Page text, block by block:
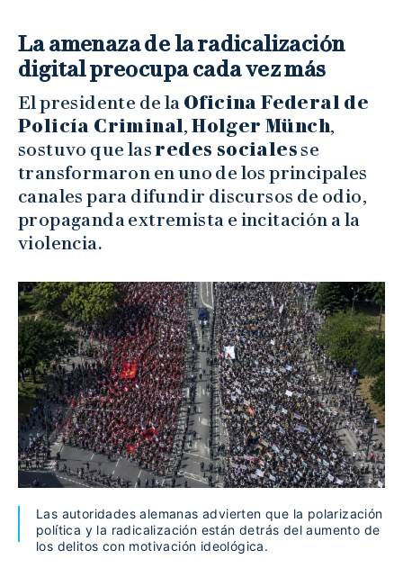
La amenaza de la radicalización
digital preocupa cada vez más
El presidente de la Oficina Federal de
Policía Criminal,Holger Münch,
sostuvo que lasredes socialesse
transformaron en uno de los principales
canales para difundir discursos de odio,
propaganda extremista e incitación a la
violencia.
Las autoridades alemanas advierten que la polarización
política y la radicalización están detrás del aumento de
los delitos con motivación ideológica.